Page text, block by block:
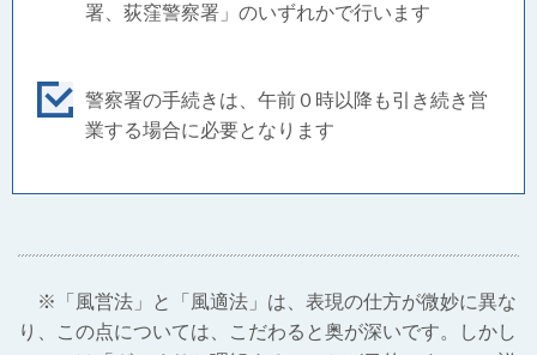
署、荻窪警察署」のいずれかで行います
警察署の手続きは、午前０時以降も引き続き営
業する場合に必要となります
※「風営法」と「風適法」は、表現の仕方が微妙に異な
り、この点については、こだわると奥が深いです。しかし